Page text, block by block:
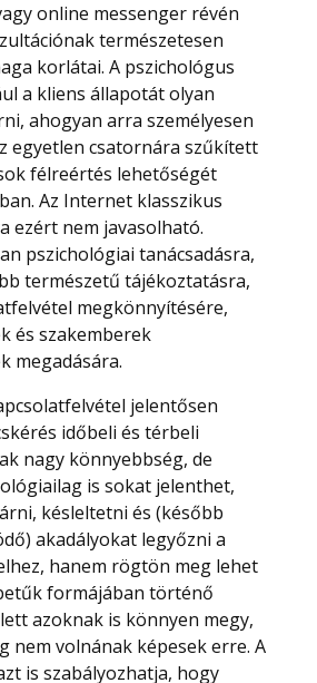
online messenger révén
természetesen
korlátai. A pszichológus
a kliens állapotát olyan
ahogyan arra személyesen
egyetlen csatornára szűkített
félreértés lehetőségét
Az Internet klasszikus
ezért nem javasolható.
pszichológiai tanácsadásra,
természetű tájékoztatásra,
megkönnyítésére,
és szakemberek
megadására.
jelentősen
időbeli és térbeli
nagy könnyebbség, de
is sokat jelenthet,
késleltetni és (később
akadályokat legyőzni a
hanem rögtön meg lehet
formájában történő
azoknak is könnyen megy,
nem volnának képesek erre. A
is szabályozhatja, hogy